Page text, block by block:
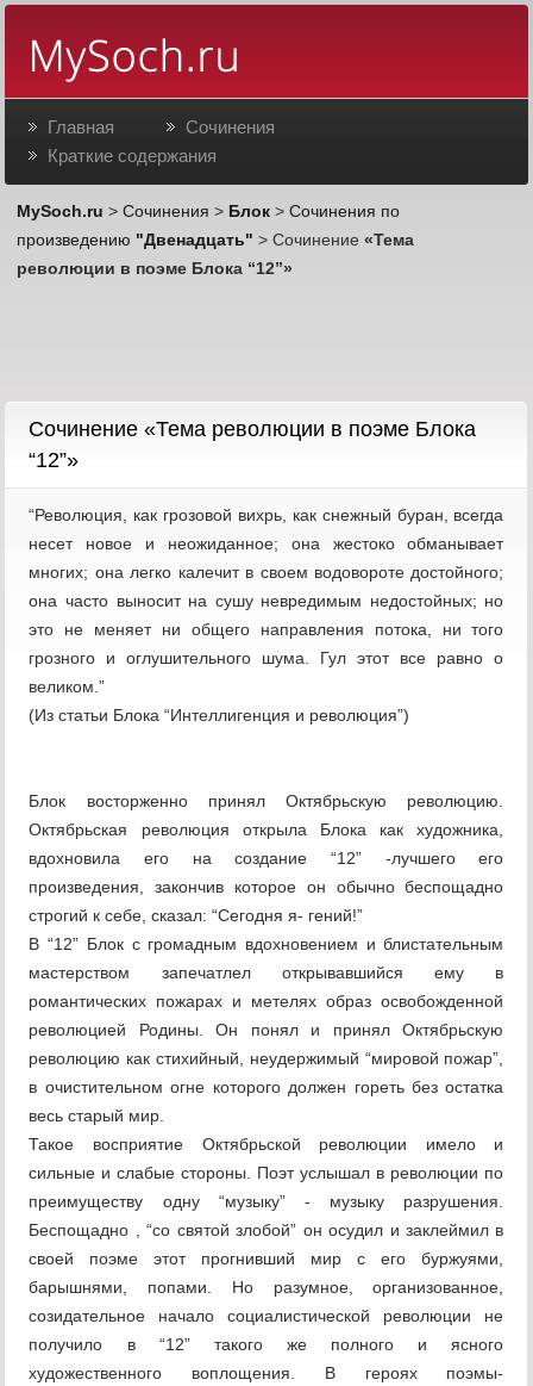
Главная
Сочинения
Краткие содержания
MySoch.ru >Сочинения > Блок >Сочинения по
произведению "Двенадцать" > Сочинение«Тема
революции в поэме Блока “12”»
Cочинение «Тема революции в поэме Блока
“12”»
“Революция, как грозовой вихрь, как снежный буран, всегда
несет новое и неожиданное; она жестоко обманывает
многих; она легко калечит в своем водовороте достойного;
она часто выносит на сушу невредимым недостойных; но
это не меняет ни общего направления потока, ни того
грозного и оглушительного шума. Гул этот все равно о
великом.”
(Из статьи Блока “Интеллигенция и революция”)
Блок восторженно принял Октябрьскую революцию.
Октябрьская революция открыла Блока как художника,
вдохновила его на создание “12” -лучшего его
произведения, закончив которое он обычно беспощадно
строгий к себе, сказал: “Сегодня я- гений!”
В “12” Блок с громадным вдохновением и блистательным
мастерством запечатлел открывавшийся ему в
романтических пожарах и метелях образ освобожденной
революцией Родины. Он понял и принял Октябрьскую
революцию как стихийный, неудержимый “мировой пожар”,
в очистительном огне которого должен гореть без остатка
весь старый мир.
Такое восприятие Октябрьской революции имело и
сильные и слабые стороны. Поэт услышал в революции по
преимуществу одну “музыку” - музыку разрушения.
Беспощадно , “со святой злобой” он осудил и заклеймил в
своей поэме этот прогнивший мир с его буржуями,
барышнями, попами. Но разумное, организованное,
созидательное начало социалистической революции не
получило в “12” такого же полного и ясного
художественного воплощения. В героях поэмы-